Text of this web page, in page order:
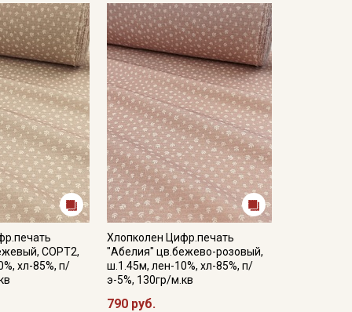
СОРТ2,
хл-85%, п/
Хлопколен Цифр.печать
"Абелия" цв.бежево-розовый,
ш.1.45м, лен-10%, хл-85%, п/
э-5%, 130гр/м.кв
790 руб.